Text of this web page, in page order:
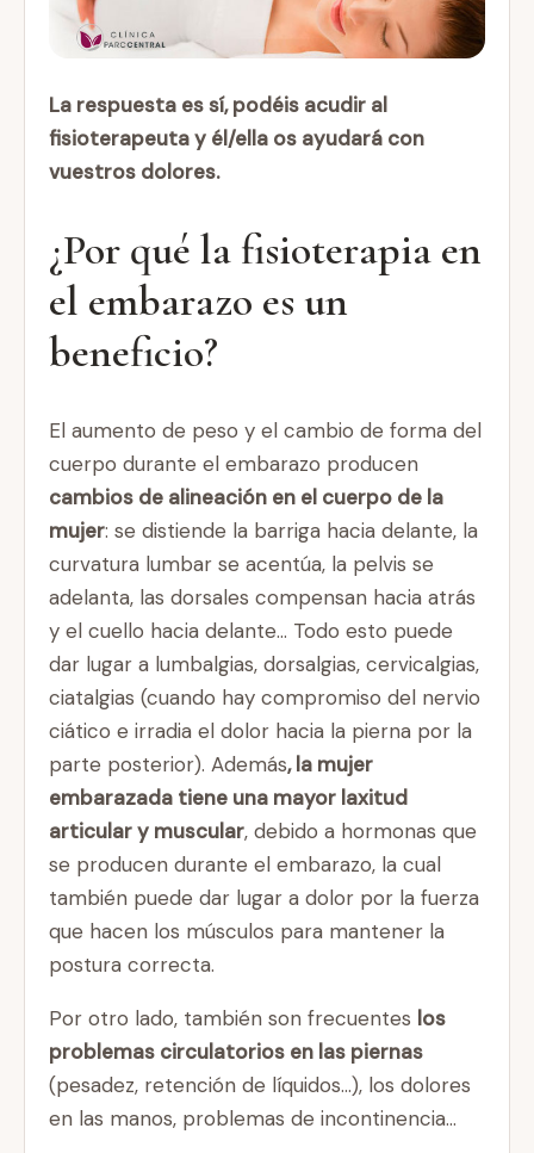
La respuesta es sí, podéis acudir al
fisioterapeuta y él/ella os ayudará con
vuestros dolores.
¿Por qué la fisioterapia en
el embarazo es un
beneficio?
El aumento de peso y el cambio de forma del
cuerpo durante el embarazo producen
cambios de alineación en el cuerpo de la
mujer: se distiende la barriga hacia delante, la
curvatura lumbar se acentúa, la pelvis se
adelanta, las dorsales compensan hacia atrás
y el cuello hacia delante… Todo esto puede
dar lugar a lumbalgias, dorsalgias, cervicalgias,
ciatalgias (cuando hay compromiso del nervio
ciático e irradia el dolor hacia la pierna por la
parte posterior). Además, la mujer
embarazada tiene una mayor laxitud
articular y muscular, debido a hormonas que
se producen durante el embarazo, la cual
también puede dar lugar a dolor por la fuerza
que hacen los músculos para mantener la
postura correcta.
Por otro lado, también son frecuentes los
problemas circulatorios en las piernas
(pesadez, retención de líquidos…), los dolores
en las manos, problemas de incontinencia…